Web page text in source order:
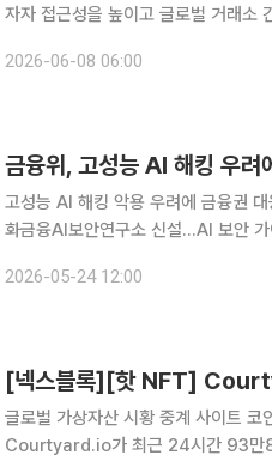
자자 접근성을 높이고 글로벌 거래소
이다. 8일 금융투자업계에 따르면
2026-06-08 06:00
금융위, 고성능 AI 해킹 우려
고성능 AI 해킹 악용 우려에 금융권
화금융AI보안연구소 신설…AI 보안 가이드라인 다음달 배포
지와 해킹 공격에 악용될 수 있다는
2026-05-24 12:00
글로벌 가상자산 시황 중계 사이트
Courtyard.io가 최근 24시간 93만